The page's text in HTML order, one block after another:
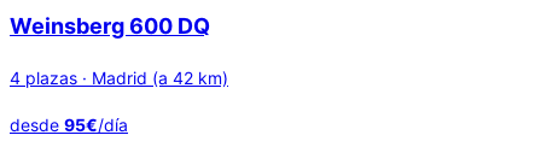
Weinsberg 600 DQ
4 plazas · Madrid (a 42 km)
desde 95€/día